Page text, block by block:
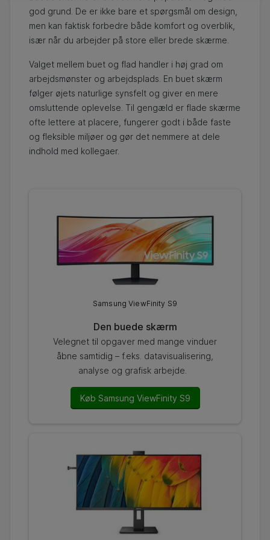
god grund. De er ikke bare et spørgsmål om design,
men kan faktisk forbedre både komfort og overblik,
især når du arbejder på store eller brede skærme.
Valget mellem buet og flad handler i høj grad om
arbejdsmønster og arbejdsplads. En buet skærm
følger øjets naturlige synsfelt og giver en mere
omsluttende oplevelse. Til gengæld er flade skærme
ofte lettere at placere, fungerer godt i både faste
og fleksible miljøer og gør det nemmere at dele
indhold med kollegaer.
Samsung ViewFinity S9
Den buede skærm
Velegnet til opgaver med mange vinduer
åbne samtidig – f.eks. datavisualisering,
analyse og grafisk arbejde.
Køb Samsung ViewFinity S9